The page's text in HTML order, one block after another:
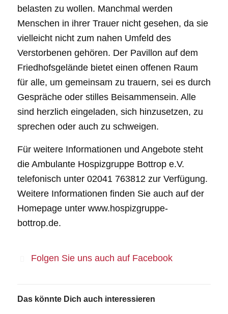
belasten zu wollen. Manchmal werden
Menschen in ihrer Trauer nicht gesehen, da sie
vielleicht nicht zum nahen Umfeld des
Verstorbenen gehören. Der Pavillon auf dem
Friedhofsgelände bietet einen offenen Raum
für alle, um gemeinsam zu trauern, sei es durch
Gespräche oder stilles Beisammensein. Alle
sind herzlich eingeladen, sich hinzusetzen, zu
sprechen oder auch zu schweigen.
Für weitere Informationen und Angebote steht
die Ambulante Hospizgruppe Bottrop e.V.
telefonisch unter 02041 763812 zur Verfügung.
Weitere Informationen finden Sie auch auf der
Homepage unter www.hospizgruppe-
bottrop.de.
Folgen Sie uns auch auf Facebook
Das könnte Dich auch interessieren